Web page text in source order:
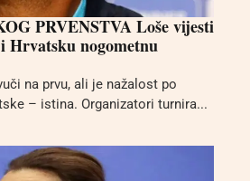
PRVENSTVA Loše vijesti
Hrvatsku nogometnu
na prvu, ali je nažalost po
– istina. Organizatori turnira...